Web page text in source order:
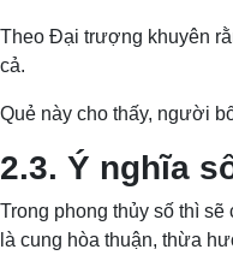
Theo Đại trượng khuyên
cả.
Quẻ này cho thấy, người
2.3. Ý nghĩa
Trong phong thủy số thì
là cung hòa thuận, thừa